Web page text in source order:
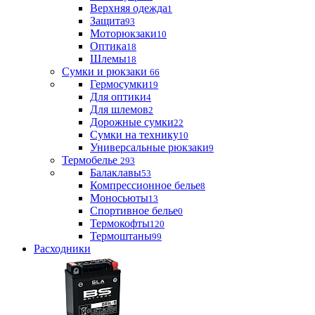
Верхняя одежда1
Защита93
Моторюкзаки10
Оптика18
Шлемы18
Сумки и рюкзаки 66
Гермосумки19
Для оптики4
Для шлемов2
Дорожные сумки22
Сумки на технику10
Универсальные рюкзаки9
Термобелье 293
Балаклавы53
Компрессионное белье8
Моносьюты13
Спортивное белье0
Термокофты120
Термоштаны99
Расходники